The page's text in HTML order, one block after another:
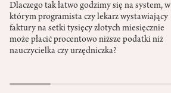
Dlaczego tak łatwo godzimy się na system, w
którym programista czy lekarz wystawiający
faktury na setki tysięcy złotych miesięcznie
może płacić procentowo niższe podatki niż
nauczycielka czy urzędniczka?